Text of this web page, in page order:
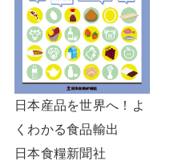
日本産品を世界へ！よ
くわかる食品輸出
日本食糧新聞社